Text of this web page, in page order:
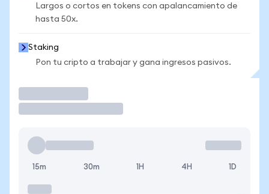
Largos o cortos en tokens con apalancamiento de
hasta 50x.
Staking
Pon tu cripto a trabajar y gana ingresos pasivos.
15m 30m 1H 4H 1D